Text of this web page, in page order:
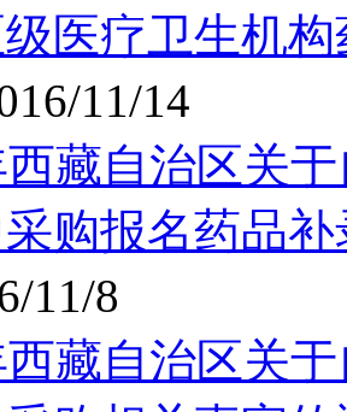
医疗卫生机
11/14
西藏自治区关
购报名药品
11/8
西藏自治区关